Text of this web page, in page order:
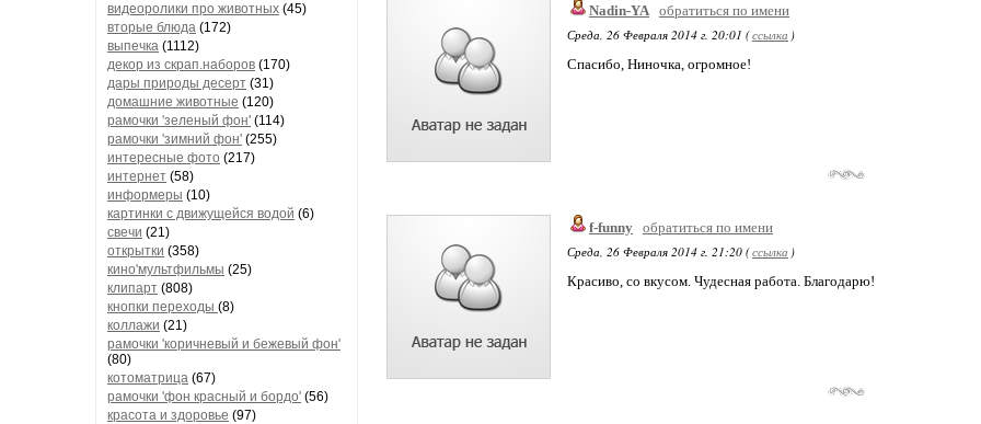
видеоролики про животных (45)
вторые блюда (172)
выпечка (1112)
декор из скрап.наборов (170)
дары природы десерт (31)
домашние животные (120)
рамочки 'зеленый фон' (114)
рамочки 'зимний фон' (255)
интересные фото (217)
интернет (58)
информеры (10)
картинки с движущейся водой (6)
свечи (21)
открытки (358)
кино'мультфильмы (25)
клипарт (808)
кнопки переходы (8)
коллажи (21)
рамочки 'коричневый и бежевый фон'
(80)
котоматрица (67)
рамочки 'фон красный и бордо' (56)
красота и здоровье (97)
Nadin-YA обратиться по имени
Среда, 26 Февраля 2014 г. 20:01 (ссылка )
Спасибо, Ниночка, огромное!
f-funny обратиться по имени
Среда, 26 Февраля 2014 г. 21:20 (ссылка )
Красиво, со вкусом. Чудесная работа. Благодарю!